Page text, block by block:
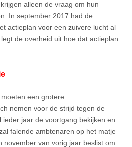
alleen de vraag om hun
In september 2017 had de
actieplan voor een zuivere lucht al
de overheid uit hoe dat actieplan
een grotere
nemen voor de strijd tegen de
ieder jaar de voortgang bekijken en
falende ambtenaren op het matje
november van vorig jaar beslist om